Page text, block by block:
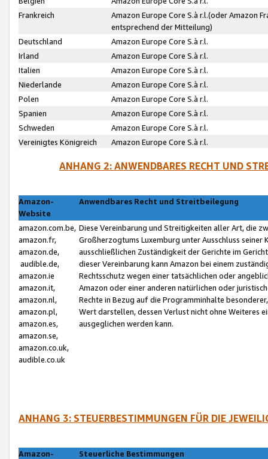
Frankreich
Amazon Europe Core S.à r.l.(oder Amazon
entsprechend der Mitteilung)
Deutschland
Amazon Europe Core S.à r.l.
Irland
Amazon Europe Core S.à r.l.
Italien
Amazon Europe Core S.à r.l.
Niederlande
Amazon Europe Core S.à r.l.
Polen
Amazon Europe Core S.à r.l.
Spanien
Amazon Europe Core S.à r.l.
Schweden
Amazon Europe Core S.à r.l.
Vereinigtes Königreich
Amazon Europe Core S.à r.l.
ANHANG 2: ANWENDBARES RECHT UND
Amazon-
Website
Anwendbares Recht und Streitbeilegung
amazon.com.be,
amazon.fr,
amazon.de,
audible.de,
amazon.ie
amazon.it,
amazon.nl,
amazon.pl,
amazon.es,
amazon.se,
amazon.co.uk,
audible.co.uk
Diese Vereinbarung und Streitigkeiten aller Art, die
Großherzogtums Luxemburg unter Ausschluss
ausschließlichen Zuständigkeit der Gerichte im
dieser Vereinbarung kann Amazon bei einem
Rechtsschutz wegen einer tatsächlichen oder
Amazon oder einer anderen natürlichen oder
Rechte in Bezug auf die Programminhalte
Wert darstellen, dessen Verlust nicht ohne Weiteres
ausgeglichen werden kann.
ANHANG 3: STEUERBESTIMMUNGEN FÜR DIE
Amazon-
Steuerliche Bestimmungen